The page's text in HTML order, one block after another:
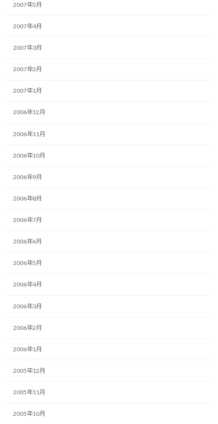
2007年5月
2007年4月
2007年3月
2007年2月
2007年1月
2006年12月
2006年11月
2006年10月
2006年9月
2006年8月
2006年7月
2006年6月
2006年5月
2006年4月
2006年3月
2006年2月
2006年1月
2005年12月
2005年11月
2005年10月